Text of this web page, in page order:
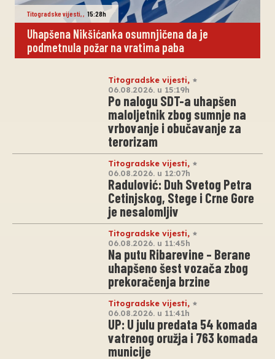
Titogradske vijesti,, 15:28h
Uhapšena Nikšićanka osumnjičena da je
podmetnula požar na vratima paba
Titogradske vijesti,
06.08.2026. u 15:19h
Po nalogu SDT-a uhapšen
maloljetnik zbog sumnje na
vrbovanje i obučavanje za
terorizam
Titogradske vijesti,
06.08.2026. u 12:07h
Radulović: Duh Svetog Petra
Cetinjskog, Stege i Crne Gore
je nesalomljiv
Titogradske vijesti,
06.08.2026. u 11:45h
Na putu Ribarevine – Berane
uhapšeno šest vozača zbog
prekoračenja brzine
Titogradske vijesti,
06.08.2026. u 11:41h
UP: U julu predata 54 komada
vatrenog oružja i 763 komada
municije